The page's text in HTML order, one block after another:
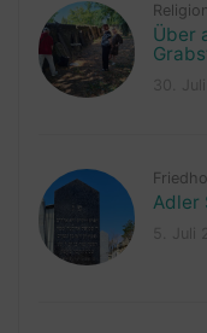
Über
Adler